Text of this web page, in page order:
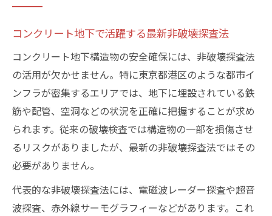
コンクリート地下で活躍する最新非破壊探査法
コンクリート地下構造物の安全確保には、非破壊探査法
の活用が欠かせません。特に東京都港区のような都市イ
ンフラが密集するエリアでは、地下に埋設されている鉄
筋や配管、空洞などの状況を正確に把握することが求め
られます。従来の破壊検査では構造物の一部を損傷させ
るリスクがありましたが、最新の非破壊探査法ではその
必要がありません。
代表的な非破壊探査法には、電磁波レーダー探査や超音
波探査、赤外線サーモグラフィーなどがあります。これ